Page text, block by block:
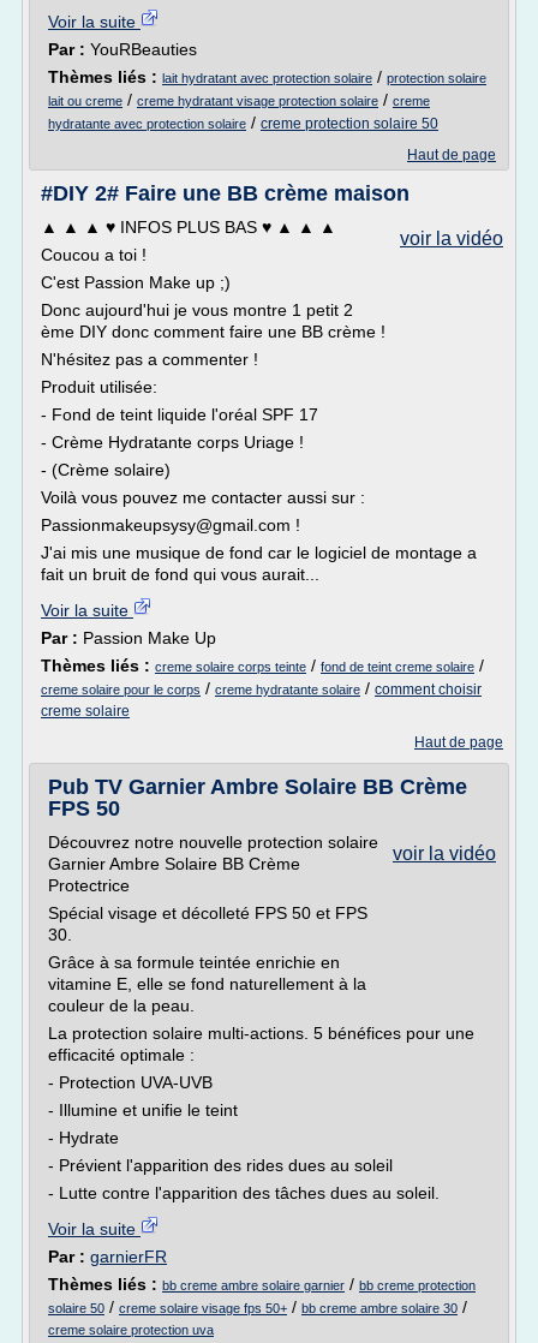
Voir la suite
Par : YouRBeauties
Thèmes liés : lait hydratant avec protection solaire / protection solaire
lait ou creme / creme hydratant visage protection solaire / creme
hydratante avec protection solaire / creme protection solaire 50
Haut de page
#DIY 2# Faire une BB crème maison
voir la vidéo
▲ ▲ ▲ ♥ INFOS PLUS BAS ♥ ▲ ▲ ▲
Coucou a toi !
C'est Passion Make up ;)
Donc aujourd'hui je vous montre 1 petit 2
ème DIY donc comment faire une BB crème !
N'hésitez pas a commenter !
Produit utilisée:
- Fond de teint liquide l'oréal SPF 17
- Crème Hydratante corps Uriage !
- (Crème solaire)
Voilà vous pouvez me contacter aussi sur :
Passionmakeupsysy@gmail.com !
J'ai mis une musique de fond car le logiciel de montage a
fait un bruit de fond qui vous aurait...
Voir la suite
Par : Passion Make Up
Thèmes liés : creme solaire corps teinte / fond de teint creme solaire /
creme solaire pour le corps / creme hydratante solaire / comment choisir
creme solaire
Haut de page
Pub TV Garnier Ambre Solaire BB Crème
FPS 50
voir la vidéo
Découvrez notre nouvelle protection solaire
Garnier Ambre Solaire BB Crème
Protectrice
Spécial visage et décolleté FPS 50 et FPS
30.
Grâce à sa formule teintée enrichie en
vitamine E, elle se fond naturellement à la
couleur de la peau.
La protection solaire multi-actions. 5 bénéfices pour une
efficacité optimale :
- Protection UVA-UVB
- Illumine et unifie le teint
- Hydrate
- Prévient l'apparition des rides dues au soleil
- Lutte contre l'apparition des tâches dues au soleil.
Voir la suite
Par : garnierFR
Thèmes liés : bb creme ambre solaire garnier / bb creme protection
solaire 50 / creme solaire visage fps 50+ / bb creme ambre solaire 30 /
creme solaire protection uva